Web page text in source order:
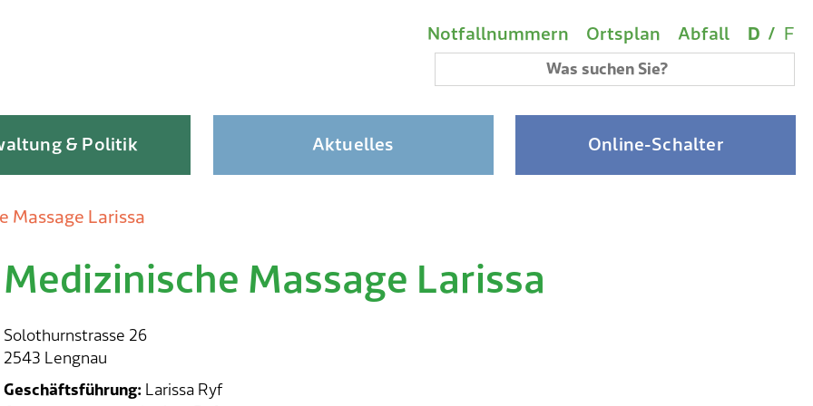
Metanavigation
Wichtige Links
Notfallnummern Ortsplan Abfall D / F
& Politik Aktuelles Online-Schalter
Massage Larissa
Skip
to
Medizinische Massage Larissa
Solothurnstrasse 26
2543 Lengnau
Geschäftsführung: Larissa Ryf